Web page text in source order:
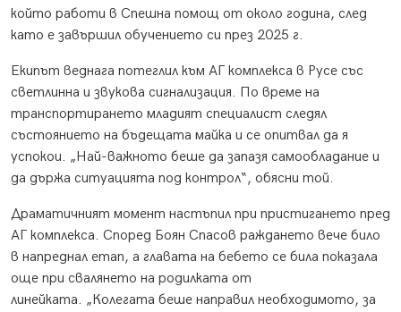
който работи в Спешна помощ от около година, след
като е завършил обучението си през 2025 г.
Екипът веднага потеглил към АГ комплекса в Русе със
светлинна и звукова сигнализация. По време на
транспортирането младият специалист следял
състоянието на бъдещата майка и се опитвал да я
успокои. „Най-важното беше да запазя самообладание и
да държа ситуацията под контрол“, обясни той.
Драматичният момент настъпил при пристигането пред
АГ комплекса. Според Боян Спасов раждането вече било
в напреднал етап, а главата на бебето се била показала
още при свалянето на родилката от
линейката. „Колегата беше направил необходимото, за